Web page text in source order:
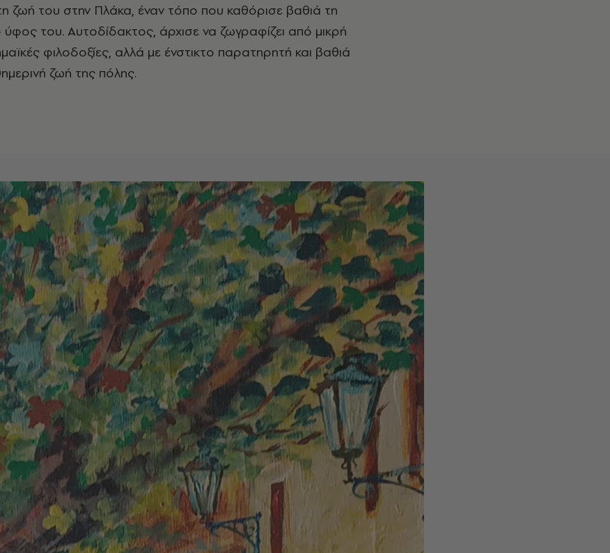
ζωή του στην Πλάκα, έναν τόπο που καθόρισε βαθιά τη
ύφος του. Αυτοδίδακτος, άρχισε να ζωγραφίζει από μικρή
φιλοδοξίες, αλλά με ένστικτο παρατηρητή και βαθιά
ζωή της πόλης.